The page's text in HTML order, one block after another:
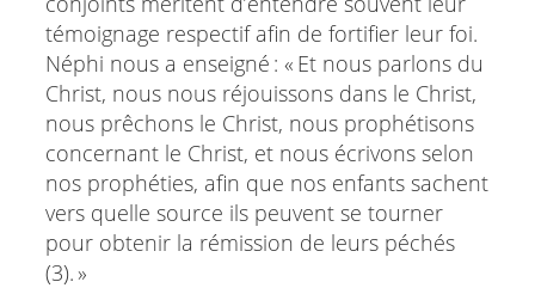
témoignage respectif afin de fortifier leur foi.
Néphi nous a enseigné : « Et nous parlons du
Christ, nous nous réjouissons dans le Christ,
nous prêchons le Christ, nous prophétisons
concernant le Christ, et nous écrivons selon
nos prophéties, afin que nos enfants sachent
vers quelle source ils peuvent se tourner
pour obtenir la rémission de leurs péchés
(3). »